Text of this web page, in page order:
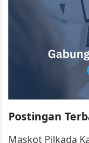
Postingan
Maskot Pilkada